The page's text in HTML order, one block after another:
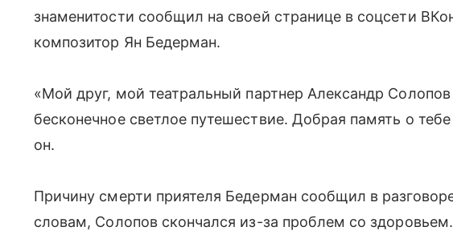
знаменитости сообщил на своей странице в соцсети
композитор Ян Бедерман.
«Мой друг, мой театральный партнер Александр
бесконечное светлое путешествие. Добрая память о
он.
Причину смерти приятеля Бедерман сообщил в
словам, Солопов скончался из-за проблем со здоровьем.